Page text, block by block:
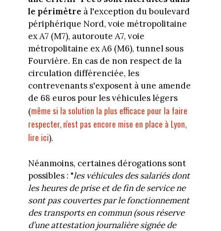
le périmètre à l'exception du boulevard
périphérique Nord, voie métropolitaine
ex A7 (M7), autoroute A7, voie
métropolitaine ex A6 (M6), tunnel sous
Fourvière. En cas de non respect de la
circulation différenciée, les
contrevenants s'exposent à une amende
de 68 euros pour les véhicules légers
(même si la solution la plus efficace pour la faire
respecter, n'est pas encore mise en place à Lyon,
lire ici).
Néanmoins, certaines dérogations sont
possibles : "les véhicules des salariés dont
les heures de prise et de fin de service ne
sont pas couvertes par le fonctionnement
des transports en commun (sous réserve
d’une attestation journalière signée de